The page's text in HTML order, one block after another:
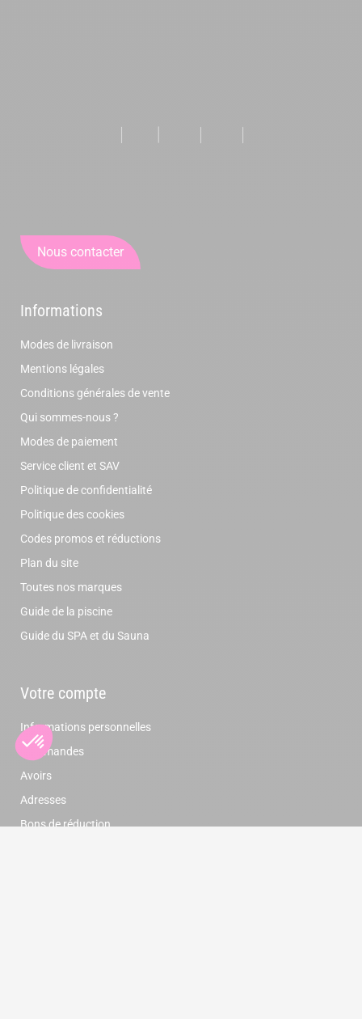
Nous contacter
Informations
Modes de livraison
Mentions légales
Conditions générales de vente
Qui sommes-nous ?
Modes de paiement
Service client et SAV
Politique de confidentialité
Politique des cookies
Codes promos et réductions
Plan du site
Toutes nos marques
Guide de la piscine
Guide du SPA et du Sauna
Votre compte
Informations personnelles
Commandes
Avoirs
Adresses
Bons de réduction